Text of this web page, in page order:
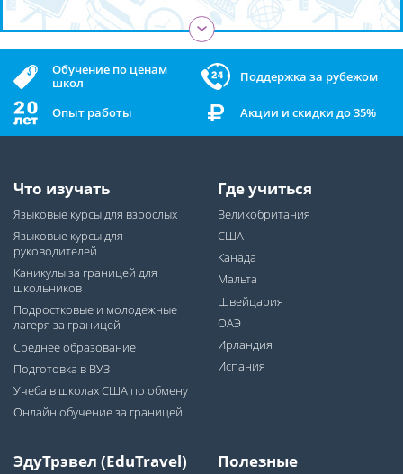
›
Обучение по ценам
школ
Поддержка за рубежом
Опыт работы Акции и скидки до 35%
Что изучать
Языковые курсы для взрослых
Языковые курсы для
руководителей
Каникулы за границей для
школьников
Подростковые и молодежные
лагеря за границей
Среднее образование
Подготовка в ВУЗ
Учеба в школах США по обмену
Онлайн обучение за границей
Где учиться
Великобритания
США
Канада
Мальта
Швейцария
ОАЭ
Ирландия
Испания
ЭдуТрэвел (EduTravel)
Полезные